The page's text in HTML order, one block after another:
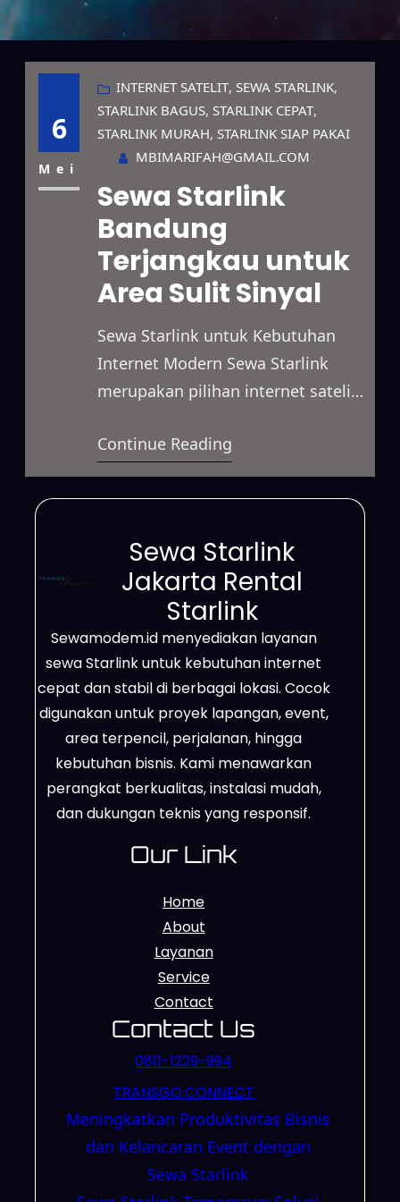
6
Mei
INTERNET SATELIT, SEWA STARLINK
STARLINK BAGUS, STARLINK CEPAT
STARLINK MURAH, STARLINK SIAP PAKAI
MBIMARIFAH@GMAIL.COM
Sewa Starlink
Bandung
Terjangkau untuk
Area Sulit Sinyal
Sewa Starlink untuk Kebutuhan
Internet Modern Sewa Starlink
merupakan pilihan internet satelit
digunakan untuk berbagai
kebutuhan. Selain itu, layanan ini
sangat cocok untuk bisnis, proyek
penggunaan pribadi dengan
sistem sewa yang fleksibel.
Jaringannya mampu menjangkau
wilayah terpencil, area dengan
sinyal lemah, serta lokasi yang
belum terlayani jaringan fiber…
Continue Reading
Sewa Starlink
Jakarta Rental
Starlink
Sewamodem.id menyediakan layanan
sewa Starlink untuk kebutuhan internet
cepat dan stabil di berbagai lokasi. Cocok
digunakan untuk proyek lapangan, event,
area terpencil, perjalanan, hingga
kebutuhan bisnis. Kami menawarkan
perangkat berkualitas, instalasi mudah,
dan dukungan teknis yang responsif.
Our Link
Home
About
Layanan
Service
Contact
Contact Us
0811-1229-994
TRANSGO.CONNECT
Meningkatkan Produktivitas Bisnis
dan Kelancaran Event dengan
Sewa Starlink